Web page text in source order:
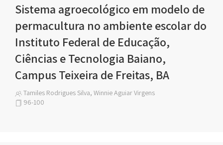
Sistema agroecológico em modelo de
permacultura no ambiente escolar do
Instituto Federal de Educação,
Ciências e Tecnologia Baiano,
Campus Teixeira de Freitas, BA
Tamiles Rodrigues Silva, Winnie Aguiar Virgens
96-100